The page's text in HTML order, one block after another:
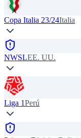
Copa Italia 23/24Italia
NWSLEE. UU.
Liga 1Perú